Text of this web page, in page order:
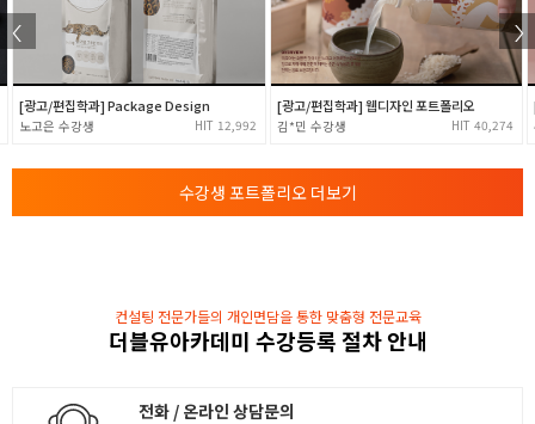
[광고/편집학과] Package Design
노고은 12,992
[광고/편집학과] 웹디자인 포트폴리오
김*민 40,274
수강생 포트폴리오 더보기
컨설팅 전문가들의 개인면담을 통한 맞춤형 전문교육
더블유아카데미 수강등록 절차 안내
전화 / 온라인 상담문의